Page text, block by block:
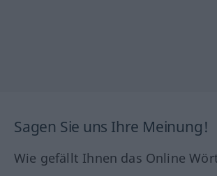
Sagen Sie uns Ihre Meinung!
Wie gefällt Ihnen das Online